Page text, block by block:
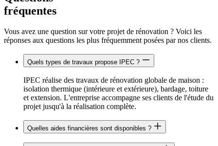
fréquentes
Vous avez une question sur votre projet de rénovation ? Voici les
réponses aux questions les plus fréquemment posées par nos clients.
Quels types de travaux propose IPEC ?
IPEC réalise des travaux de rénovation globale de maison :
isolation thermique (intérieure et extérieure), bardage, toiture
et extension. L'entreprise accompagne ses clients de l'étude du
projet jusqu'à la réalisation complète.
Quelles aides financières sont disponibles ?